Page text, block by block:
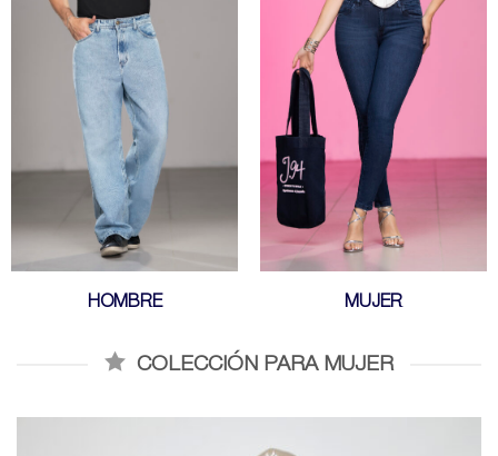
HOMBRE MUJER
COLECCIÓN PARA MUJER